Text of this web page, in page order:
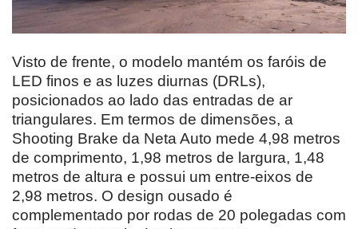
Visto de frente, o modelo mantém os faróis de
LED finos e as luzes diurnas (DRLs),
posicionados ao lado das entradas de ar
triangulares. Em termos de dimensões, a
Shooting Brake da Neta Auto mede 4,98 metros
de comprimento, 1,98 metros de largura, 1,48
metros de altura e possui um entre-eixos de
2,98 metros. O design ousado é
complementado por rodas de 20 polegadas com